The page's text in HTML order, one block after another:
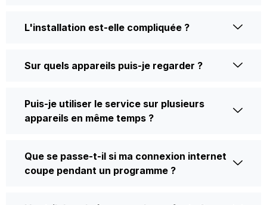
L'installation est-elle compliquée ?
Sur quels appareils puis-je regarder ?
Puis-je utiliser le service sur plusieurs
appareils en même temps ?
Que se passe-t-il si ma connexion internet
coupe pendant un programme ?